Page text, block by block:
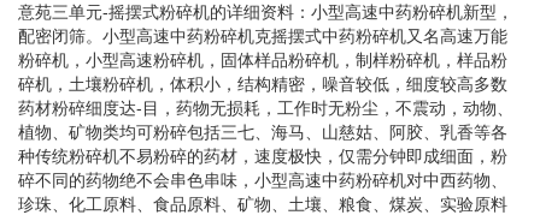
意苑三单元-摇摆式粉碎机的详细资料：小型高速中药粉碎机新型，
配密闭筛。小型高速中药粉碎机克摇摆式中药粉碎机又名高速万能
粉碎机，小型高速粉碎机，固体样品粉碎机，制样粉碎机，样品粉
碎机，土壤粉碎机，体积小，结构精密，噪音较低，细度较高多数
药材粉碎细度达-目，药物无损耗，工作时无粉尘，不震动，动物、
植物、矿物类均可粉碎包括三七、海马、山慈姑、阿胶、乳香等各
种传统粉碎机不易粉碎的药材，速度极快，仅需分钟即成细面，粉
碎不同的药物绝不会串色串味，小型高速中药粉碎机对中西药物、
珍珠、化工原料、食品原料、矿物、土壤、粮食、煤炭、实验原料